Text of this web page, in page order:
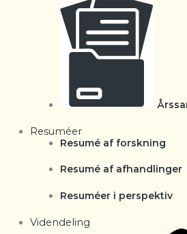
Resuméer
Resumé af forskning
Resumé af afhandlinger
Resuméer i perspektiv
Videndeling